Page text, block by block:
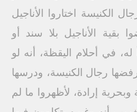
الكنيسة اختاروا الأناجيل
بقية الأناجيل بلا سند أو
له، في أحلام اليقظة، أنه لو
رجال الكنيسة، ودرسها
وبحرية إرادة، لأظهروا ما لم